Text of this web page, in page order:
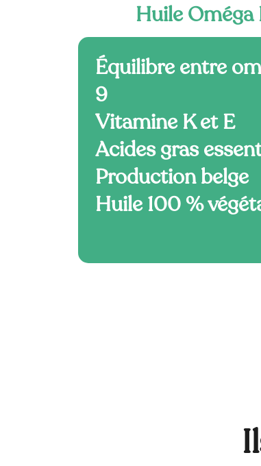
Huile
Équilibre entre
9
Vitamine K et E
Acides gras
Production belge
Huile 100 %